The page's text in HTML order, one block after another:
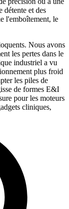
détente et des
l'emboîtement, le
Nous avons
les pertes dans le
industriel a vu
plus froid
les piles de
de formes E&I
pour les moteurs
cliniques,